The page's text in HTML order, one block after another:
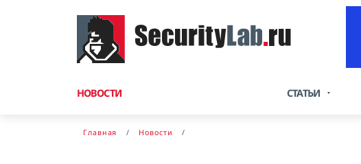
НОВОСТИ СТАТЬИ
Главная Новости